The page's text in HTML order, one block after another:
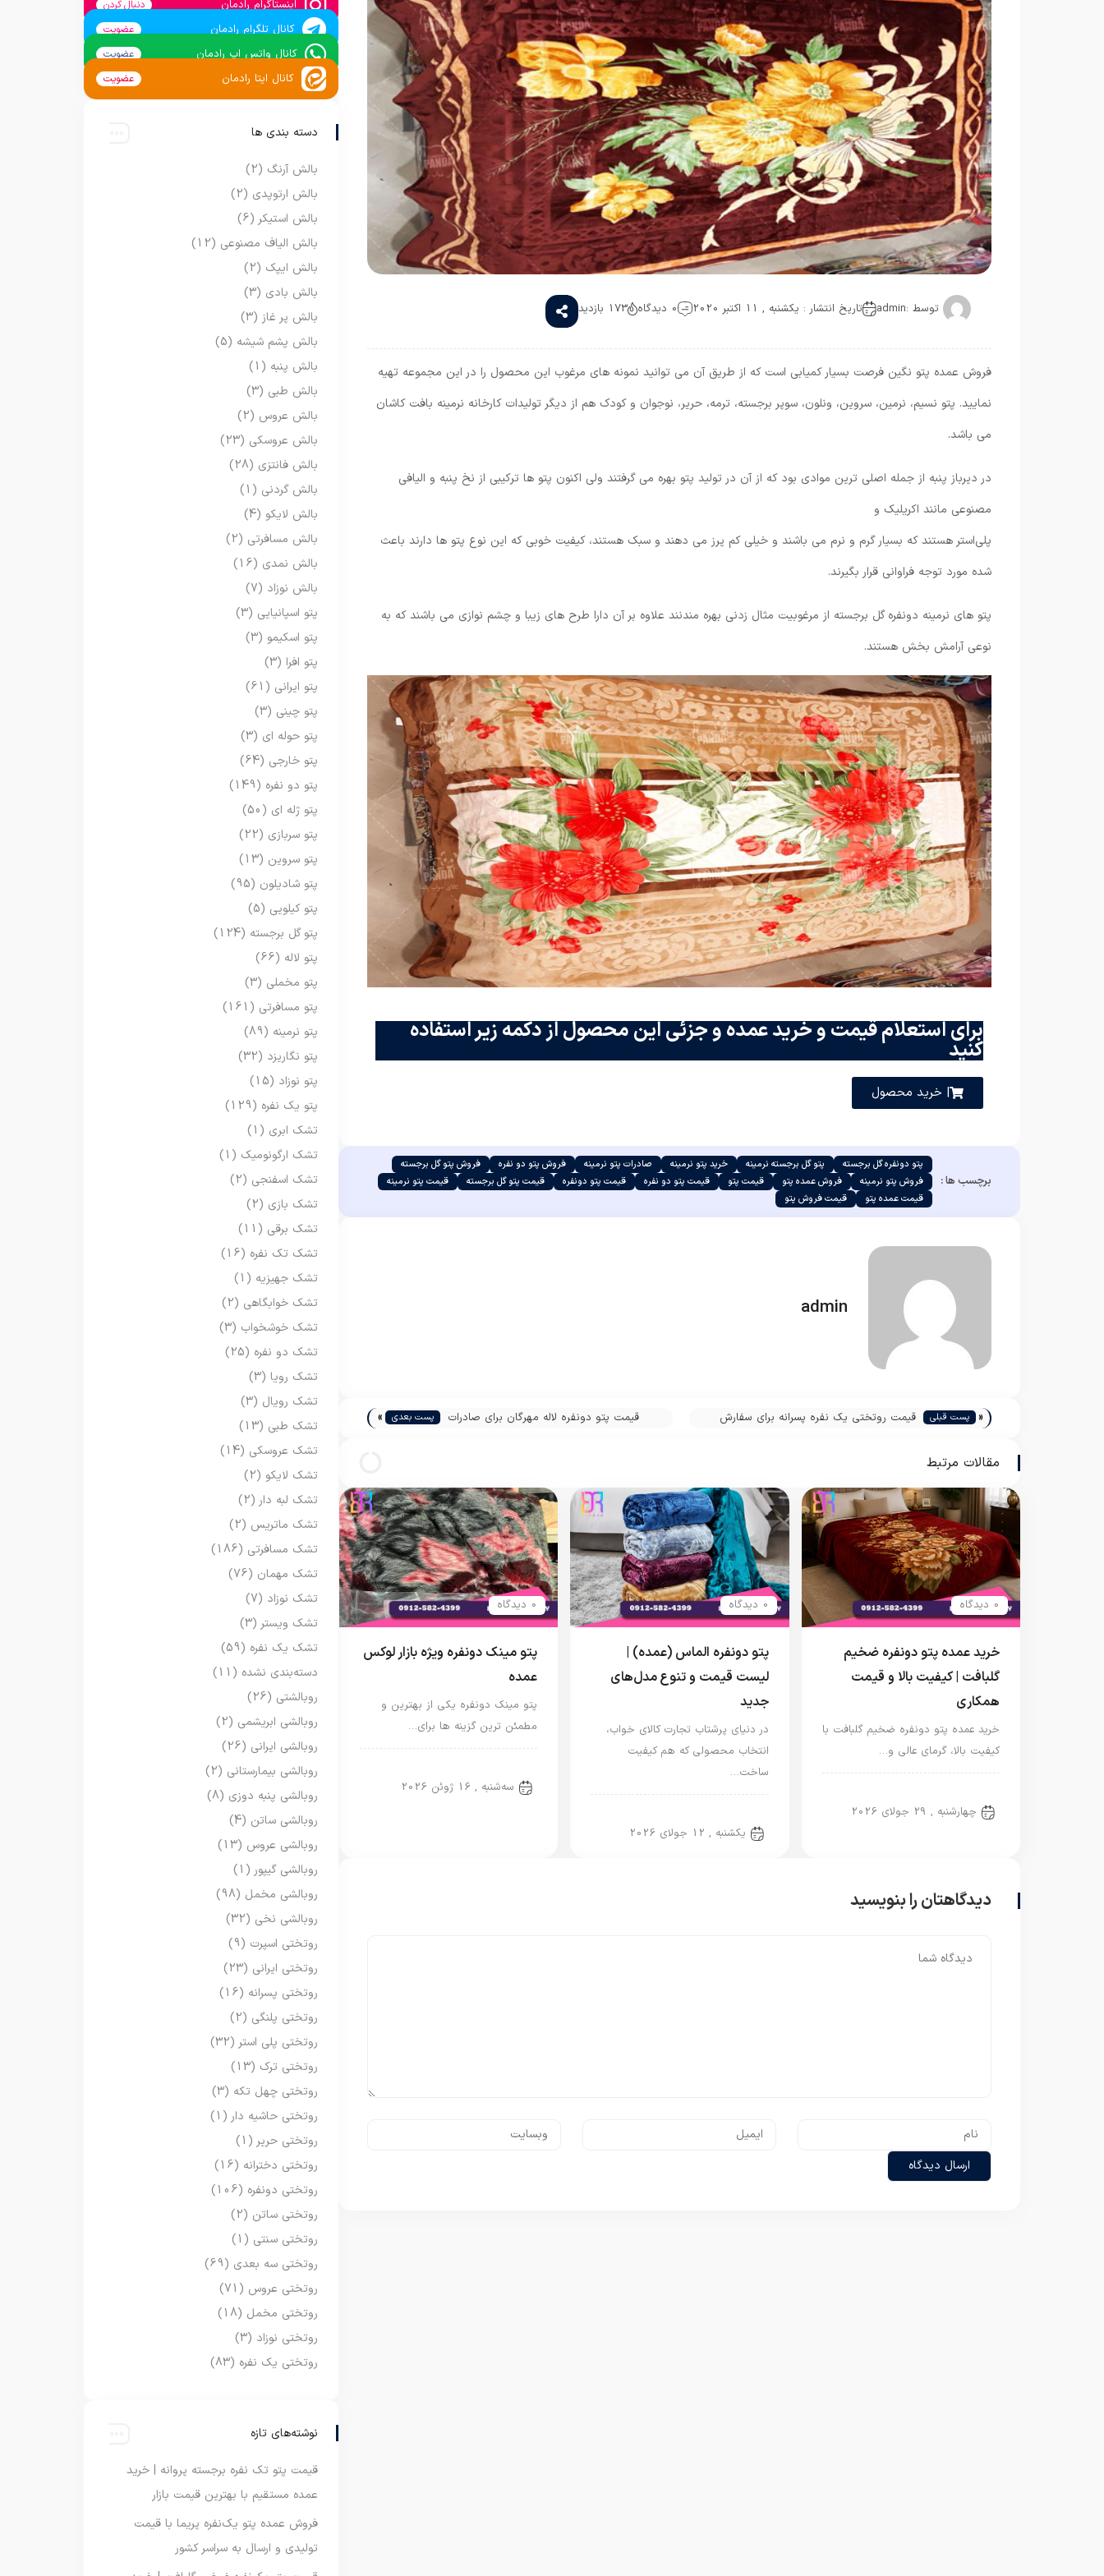
توسط :admin تاریخ انتشار : یکشنبه , 11 اکتبر 2020 0 دیدگاه 173 بازدید
فروش عمده پتو نگین فرصت بسیار کمیابی است که از طریق آن می توانید نمونه های مرغوب این محصول را در این مجموعه تهیه
نمایید. پتو نسیم، نرمین، سروین، ونلون، سوپر برجسته، ترمه، حریر، نوجوان و کودک هم از دیگر تولیدات کارخانه نرمینه بافت کاشان
می باشد.
در دیرباز پنبه از جمله اصلی ترین موادی بود که از آن در تولید پتو بهره می گرفتند ولی اکنون پتو ها ترکیبی از نخ پنبه و الیافی
مصنوعی مانند اکریلیک و
پلی‌استر هستند که بسیار گرم و نرم می باشند و خیلی کم پرز می دهند و سبک هستند، کیفیت خوبی که این نوع پتو ها دارند باعث
شده مورد توجه فراوانی قرار بگیرند.
پتو های نرمینه دونفره گل برجسته از مرغوبیت مثال زدنی بهره مندنند علاوه بر آن دارا طرح های زیبا و چشم نوازی می باشند که به
نوعی آرامش بخش هستند.
برای استعلام قیمت و خرید عمده و جزئی این محصول از دکمه زیر استفاده
کنید
| خرید محصول
برچسب ها :
پتو دونفره گل برجسته پتو گل برجسته نرمینه خرید پتو نرمینه صادرات پتو نرمینه فروش پتو دو نفره
فروش پتو گل برجسته
فروش پتو نرمینه
فروش عمده پتو قیمت پتو قیمت پتو دو نفره قیمت پتو دونفره قیمت پتو گل برجسته
قیمت پتو نرمینه
قیمت عمده پتو
قیمت فروش پتو
admin
« پست قبلی
قیمت روتختی یک نفره پسرانه برای سفارش
قیمت پتو دونفره لاله مهرگان برای صادرات پست بعدی »
مقالات مرتبط
0 دیدگاه
خرید عمده پتو دونفره ضخیم
گلبافت | کیفیت بالا و قیمت
همکاری
خرید عمده پتو دونفره ضخیم گلبافت با
کیفیت بالا، گرمای عالی و…
چهارشنبه , 29 جولای 2026
0 دیدگاه
پتو دونفره الماس (عمده) |
لیست قیمت و تنوع مدل‌های
جدید
در دنیای پرشتاب تجارت کالای خواب،
انتخاب محصولی که هم کیفیت
ساخت…
یکشنبه , 12 جولای 2026
0 دیدگاه
پتو مینک دونفره ویژه بازار لوکس
عمده
پتو مینک دونفره یکی از بهترین و
مطمئن ترین گزینه ها برای…
سه‌شنبه , 16 ژوئن 2026
دیدگاهتان را بنویسید
اینستاگرام رادمان دنبال کردن
کانال تلگرام رادمان عضویت
کانال واتس اپ رادمان عضویت
کانال ایتا رادمان عضویت
دسته بندی ها
بالش آرنگ (2)
بالش ارتوپدی (2)
بالش استیکر (6)
بالش الیاف مصنوعی (12)
بالش ایپک (2)
بالش بادی (3)
بالش پر غاز (3)
بالش پشم شیشه (5)
بالش پنبه (1)
بالش طبی (3)
بالش عروس (2)
بالش عروسکی (23)
بالش فانتزی (28)
بالش گردنی (1)
بالش لایکو (4)
بالش مسافرتی (2)
بالش نمدی (16)
بالش نوزاد (7)
پتو اسپانیایی (3)
پتو اسکیمو (3)
پتو افرا (3)
پتو ایرانی (61)
پتو چینی (3)
پتو حوله ای (3)
پتو خارجی (64)
پتو دو نفره (149)
پتو ژله ای (50)
پتو سربازی (22)
پتو سروین (13)
پتو شادیلون (95)
پتو کیلویی (5)
پتو گل برجسته (124)
پتو لاله (66)
پتو مخملی (3)
پتو مسافرتی (161)
پتو نرمینه (89)
پتو نگاریزد (32)
پتو نوزاد (15)
پتو یک نفره (129)
تشک ابری (1)
تشک ارگونومیک (1)
تشک اسفنجی (2)
تشک بازی (2)
تشک برقی (11)
تشک تک نفره (16)
تشک جهیزیه (1)
تشک خوابگاهی (2)
تشک خوشخواب (3)
تشک دو نفره (25)
تشک رویا (3)
تشک رویال (3)
تشک طبی (13)
تشک عروسکی (14)
تشک لایکو (2)
تشک لبه دار (2)
تشک ماتریس (2)
تشک مسافرتی (186)
تشک مهمان (76)
تشک نوزاد (7)
تشک ویستر (3)
تشک یک نفره (59)
دسته‌بندی نشده (11)
روبالشتی (26)
روبالشی ابریشمی (2)
روبالشی ایرانی (26)
روبالشی بیمارستانی (2)
روبالشی پنبه دوزی (8)
روبالشی ساتن (4)
روبالشی عروس (13)
روبالشی گیپور (1)
روبالشی مخمل (98)
روبالشی نخی (32)
روتختی اسپرت (9)
روتختی ایرانی (23)
روتختی پسرانه (16)
روتختی پلنگی (2)
روتختی پلی استر (32)
روتختی ترک (13)
روتختی چهل تکه (3)
روتختی حاشیه دار (1)
روتختی حریر (1)
روتختی دخترانه (16)
روتختی دونفره (106)
روتختی ساتن (2)
روتختی سنتی (1)
روتختی سه بعدی (69)
روتختی عروس (71)
روتختی مخمل (18)
روتختی نوزاد (3)
روتختی یک نفره (83)
نوشته‌های تازه
قیمت پتو تک نفره برجسته پروانه | خرید
عمده مستقیم با بهترین قیمت بازار
فروش عمده پتو یک‌نفره پریما با قیمت
تولیدی و ارسال به سراسر کشور